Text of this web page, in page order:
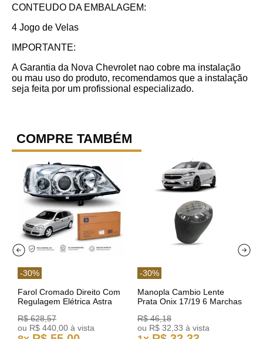
CONTEUDO DA EMBALAGEM:
4 Jogo de Velas
IMPORTANTE:
A Garantia da Nova Chevrolet nao cobre ma instalação
ou mau uso do produto, recomendamos que a instalação
seja feita por um profissional especializado.
COMPRE TAMBÉM
-30%
Farol Cromado Direito Com
Regulagem Elétrica Astra
R$ 628,57
ou R$ 440 00 à vista
-30%
Manopla Cambio Lente
Prata Onix 17/19 6 Marchas
R$ 46,18
ou R$ 32 33 à vista